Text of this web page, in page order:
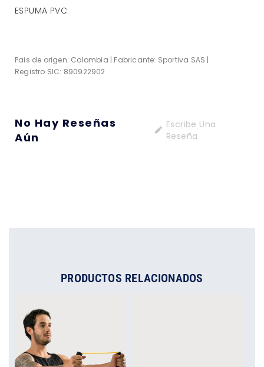
ESPUMA PVC
Pais de origen: Colombia | Fabricante: Sportiva SAS |
Registro SIC: 890922902
No Hay Reseñas
Aún
Escribe Una
Reseña
PRODUCTOS RELACIONADOS